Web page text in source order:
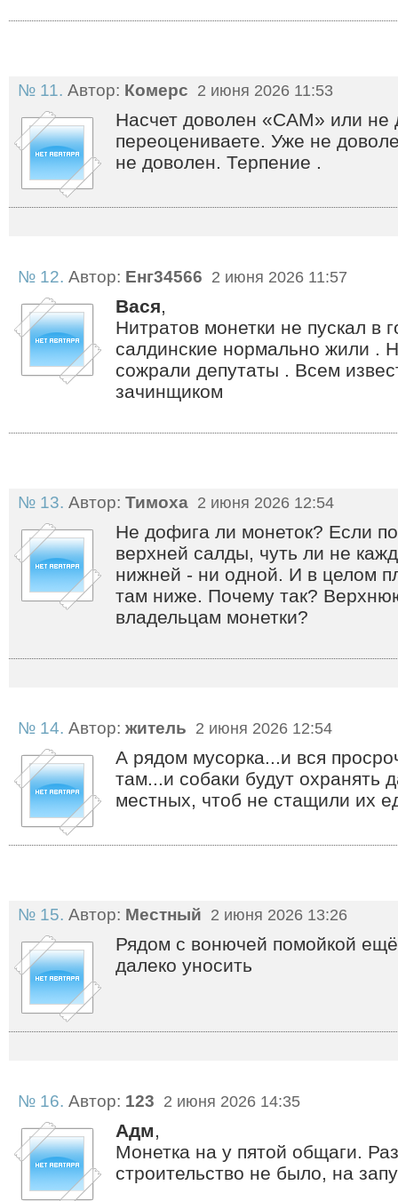
№ 11. Автор: Комерс 2 июня 2026 11:53
Насчет доволен «САМ» или не
переоцениваете. Уже не
не доволен. Терпение .
№ 12. Автор: Енг34566 2 июня 2026 11:57
Вася
Нитратов монетки не пускал в
салдинские нормально жили .
сожрали депутаты . Всем
зачинщиком
№ 13. Автор: Тимоха 2 июня 2026 12:54
Не дофига ли монеток? Если
верхней салды, чуть ли не
нижней - ни одной. И в целом
там ниже. Почему так?
владельцам монетки?
№ 14. Автор: житель 2 июня 2026 12:54
А рядом мусорка...и вся
там...и собаки будут охранять
местных, чтоб не стащили их
№ 15. Автор: Местный 2 июня 2026 13:26
Рядом с вонючей помойкой
далеко уносить
№ 16. Автор: 123 2 июня 2026 14:35
Адм
Монетка на у пятой общаги.
строительство не было, на